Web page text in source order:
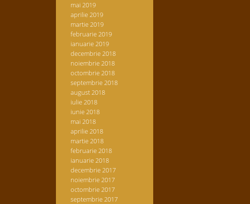
mai 2019
aprilie 2019
martie 2019
februarie 2019
ianuarie 2019
decembrie 2018
noiembrie 2018
octombrie 2018
septembrie 2018
august 2018
iulie 2018
iunie 2018
mai 2018
aprilie 2018
martie 2018
februarie 2018
ianuarie 2018
decembrie 2017
noiembrie 2017
octombrie 2017
septembrie 2017